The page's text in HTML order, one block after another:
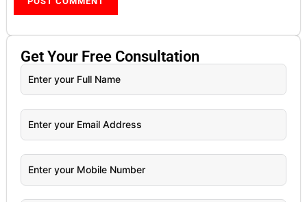
Get Your Free Consultation